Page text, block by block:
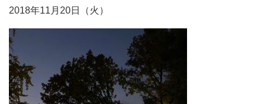
2018年11月20日（火）